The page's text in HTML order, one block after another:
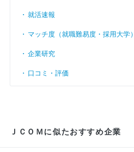
就活速報
マッチ度（就職難易度・採用大学）
企業研究
口コミ・評価
ＪＣＯＭに似たおすすめ企業